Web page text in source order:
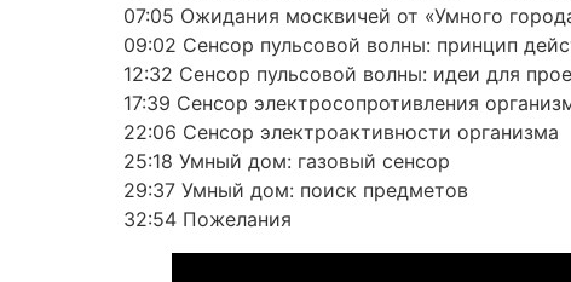
07:05 Ожидания москвичей от «Умного
09:02 Сенсор пульсовой волны: принцип
12:32 Сенсор пульсовой волны: идеи для
17:39 Сенсор электросопротивления
22:06 Сенсор электроактивности организма
25:18 Умный дом: газовый сенсор
29:37 Умный дом: поиск предметов
32:54 Пожелания